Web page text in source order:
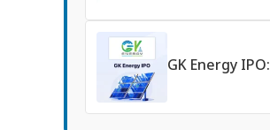
GK Energy IPO: